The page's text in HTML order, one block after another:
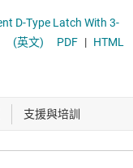
(英文) PDF | HTML